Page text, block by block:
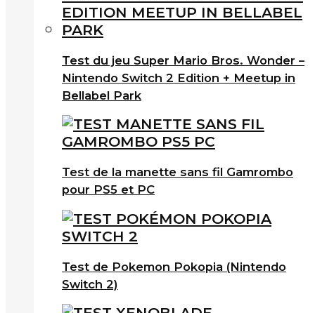
Test du jeu Super Mario Bros. Wonder –
Nintendo Switch 2 Edition + Meetup in
Bellabel Park
Test de la manette sans fil Gamrombo
pour PS5 et PC
Test de Pokemon Pokopia (Nintendo
Switch 2)